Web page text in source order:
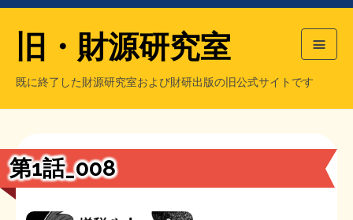
もっと知りたい方へ
旧・財源研究室
既に終了した財源研究室および財研出版の旧公式サイトです
第1話_008